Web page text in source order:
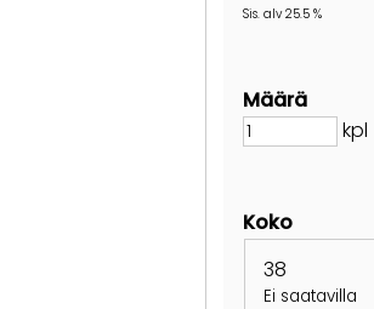
Sis. alv 25.5 %
Määrä
kpl
Koko
38
Ei saatavilla